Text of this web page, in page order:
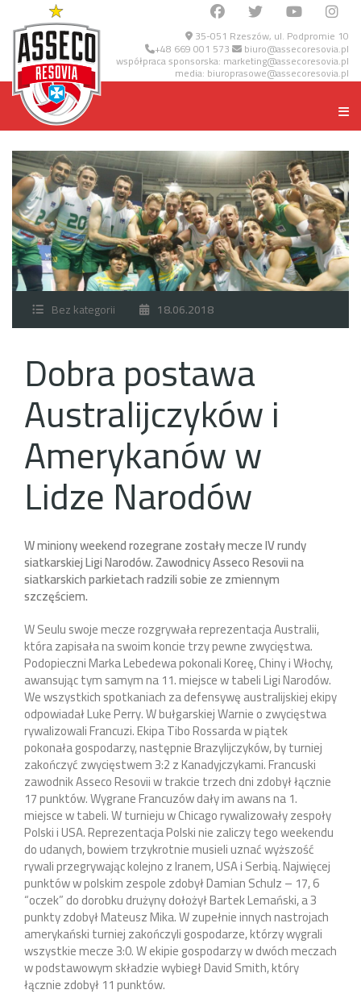
35-051 Rzeszów, ul. Podpromie 10
+48 669 001 573 biuro@assecoresovia.pl
współpraca sponsorska: marketing@assecoresovia.pl
media: biuroprasowe@assecoresovia.pl
Bez kategorii 18.06.2018
Dobra postawa
Australijczyków i
Amerykanów w
Lidze Narodów
W miniony weekend rozegrane zostały mecze IV rundy
siatkarskiej Ligi Narodów. Zawodnicy Asseco Resovii na
siatkarskich parkietach radzili sobie ze zmiennym
szczęściem.
W Seulu swoje mecze rozgrywała reprezentacja Australii,
która zapisała na swoim koncie trzy pewne zwycięstwa.
Podopieczni Marka Lebedewa pokonali Koreę, Chiny i Włochy,
awansując tym samym na 11. miejsce w tabeli Ligi Narodów.
We wszystkich spotkaniach za defensywę australijskiej ekipy
odpowiadał Luke Perry. W bułgarskiej Warnie o zwycięstwa
rywalizowali Francuzi. Ekipa Tibo Rossarda w piątek
pokonała gospodarzy, następnie Brazylijczyków, by turniej
zakończyć zwycięstwem 3:2 z Kanadyjczykami. Francuski
zawodnik Asseco Resovii w trakcie trzech dni zdobył łącznie
17 punktów. Wygrane Francuzów dały im awans na 1.
miejsce w tabeli. W turnieju w Chicago rywalizowały zespoły
Polski i USA. Reprezentacja Polski nie zaliczy tego weekendu
do udanych, bowiem trzykrotnie musieli uznać wyższość
rywali przegrywając kolejno z Iranem, USA i Serbią. Najwięcej
punktów w polskim zespole zdobył Damian Schulz – 17, 6
“oczek” do dorobku drużyny dołożył Bartek Lemański, a 3
punkty zdobył Mateusz Mika. W zupełnie innych nastrojach
amerykański turniej zakończyli gospodarze, którzy wygrali
wszystkie mecze 3:0. W ekipie gospodarzy w dwóch meczach
w podstawowym składzie wybiegł David Smith, który
łącznie zdobył 11 punktów.